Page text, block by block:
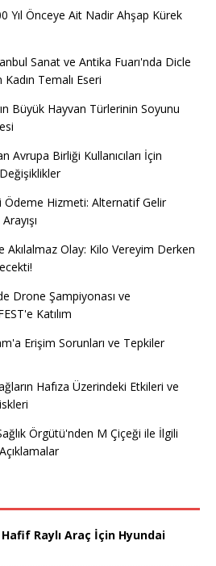
Yıl Önceye Ait Nadir Ahşap Kürek
Sanat ve Antika Fuarı'nda Dicle
Kadın Temalı Eseri
Büyük Hayvan Türlerinin Soyunu
Avrupa Birliği Kullanıcıları İçin
Ödeme Hizmeti: Alternatif Gelir
Akılalmaz Olay: Kilo Vereyim Derken
Drone Şampiyonası ve
Katılım
Erişim Sorunları ve Tepkiler
Hafıza Üzerindeki Etkileri ve
Örgütü'nden M Çiçeği ile İlgili
Raylı Araç İçin Hyundai